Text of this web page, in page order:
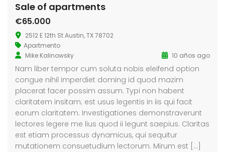
Sale of apartments
€65.000
2512 E 12th St Austin, TX 78702
Apartmento
Mike Kalinowsky
10 años ago
Nam liber tempor cum soluta nobis eleifend option
congue nihil imperdiet doming id quod mazim
placerat facer possim assum. Typi non habent
claritatem insitam; est usus legentis in iis qui facit
eorum claritatem. Investigationes demonstraverunt
lectores legere me lius quod ii legunt saepius. Claritas
est etiam processus dynamicus, qui sequitur
mutationem consuetudium lectorum. Mirum est […]